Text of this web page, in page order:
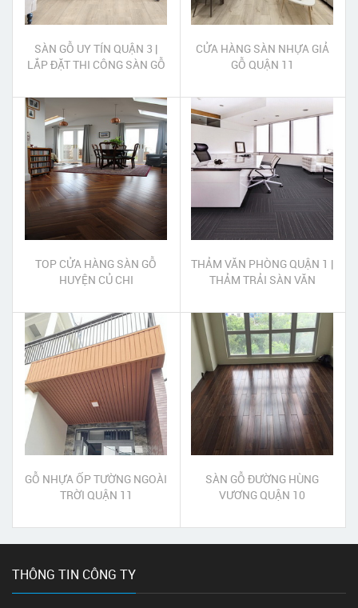
SÀN GỖ UY TÍN QUẬN 3 |
LẮP ĐẶT THI CÔNG SÀN GỖ
CỬA HÀNG SÀN NHỰA GIẢ
GỖ QUẬN 11
TOP CỬA HÀNG SÀN GỖ
HUYỆN CỦ CHI
THẢM VĂN PHÒNG QUẬN 1 |
THẢM TRẢI SÀN VĂN
GỖ NHỰA ỐP TƯỜNG NGOÀI
TRỜI QUẬN 11
SÀN GỖ ĐƯỜNG HÙNG
VƯƠNG QUẬN 10
THÔNG TIN CÔNG TY